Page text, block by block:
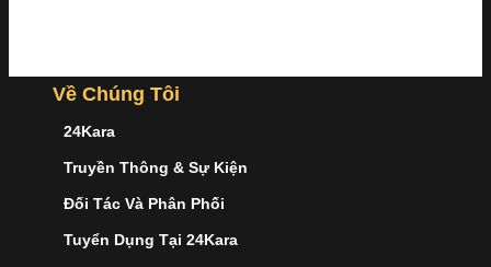
Về Chúng Tôi
24Kara
Truyền Thông & Sự Kiện
Đối Tác Và Phân Phối
Tuyển Dụng Tại 24Kara